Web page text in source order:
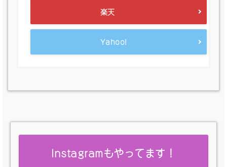
楽天
Yahoo!
Instagramもやってます！